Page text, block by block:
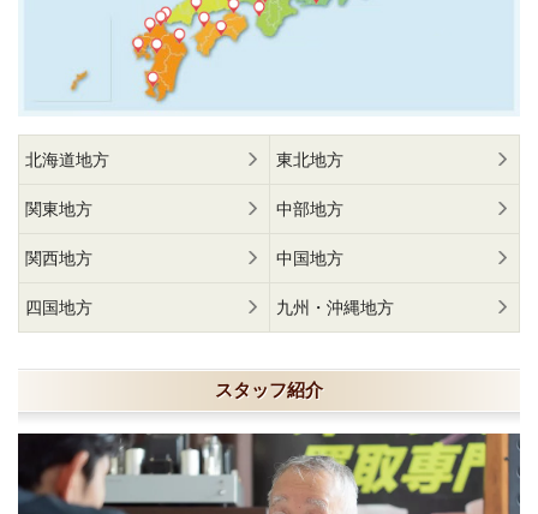
北海道地方 東北地方
関東地方 中部地方
関西地方 中国地方
四国地方 九州・沖縄地方
スタッフ紹介